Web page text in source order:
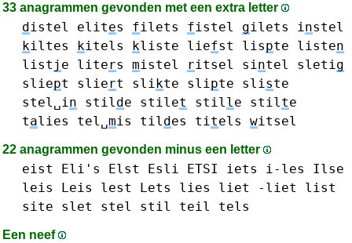
33 anagrammen gevonden met een extra letter
distel elites filets fistel gilets instel
kiltes kitels kliste liefst lispte listen
list j e liters mistel ritsel sintel sletig
sliept sliert slikte slipte sliste
stel␣in stilde stilet stille stilte
talies tel␣mis tildes titels witsel
22 anagrammen gevonden minus een letter
eist Eli's Elst Esli ETSI iets i-les
Ilse
leis Leis
lest Lets lies liet -liet
list
site
slet stel stil teil tels
Een neef